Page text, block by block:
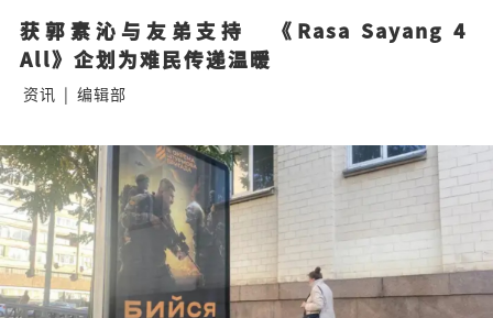
获郭素沁与友弟支持　《Rasa Sayang 4
All》企划为难民传递温暖
资讯 | 编辑部